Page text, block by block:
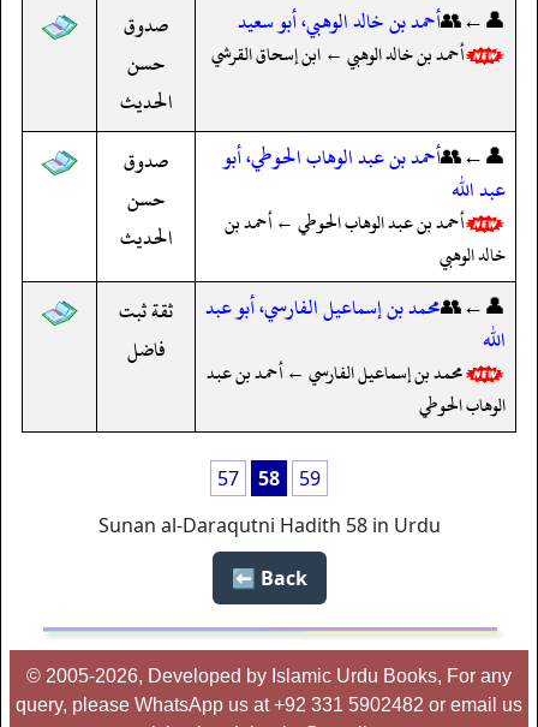
👤←👥أحمد بن خالد الوهبي، أبو سعيد
أحمد بن خالد الوهبي ← ابن إسحاق القرشي
صدوق
حسن
الحديث
👤←👥أحمد بن عبد الوهاب الحوطي، أبو
عبد الله
أحمد بن عبد الوهاب الحوطي ← أحمد بن
خالد الوهبي
صدوق
حسن
الحديث
👤←👥محمد بن إسماعيل الفارسي، أبو عبد
الله
محمد بن إسماعيل الفارسي ← أحمد بن عبد
الوهاب الحوطي
ثقة ثبت
فاضل
57 58
59
Sunan al-Daraqutni Hadith 58 in Urdu
Back ⬅️
© 2005-2026, Developed by Islamic Urdu Books, For any
query, please WhatsApp us at +92 331 5902482 or email us